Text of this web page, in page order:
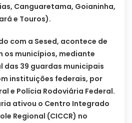
Canguaretama, Goianinha,
e Touros).
com a Sesed, acontece de
os municípios, mediante
39 guardas municipais
instituições federais, por
e Polícia Rodoviária Federal.
ativou o Centro Integrado
Regional (CICCR) no